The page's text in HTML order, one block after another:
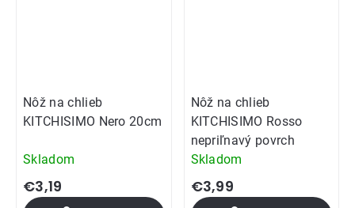
Nôž na chlieb
KITCHISIMO Nero 20cm
Skladom
€3,19
Nôž na chlieb
KITCHISIMO Rosso
nepriľnavý povrch
Skladom
€3,99